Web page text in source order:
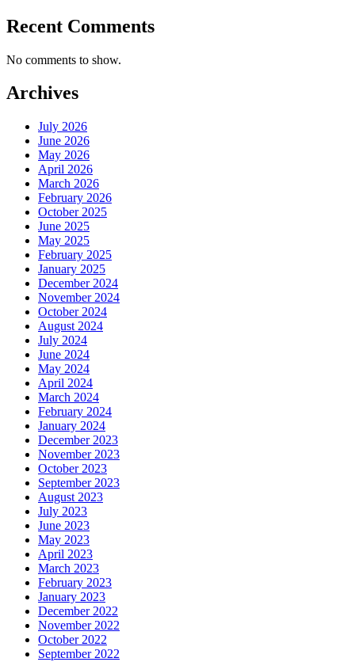
Recent Comments
No comments to show.
Archives
July 2026
June 2026
May 2026
April 2026
March 2026
February 2026
October 2025
June 2025
May 2025
February 2025
January 2025
December 2024
November 2024
October 2024
August 2024
July 2024
June 2024
May 2024
April 2024
March 2024
February 2024
January 2024
December 2023
November 2023
October 2023
September 2023
August 2023
July 2023
June 2023
May 2023
April 2023
March 2023
February 2023
January 2023
December 2022
November 2022
October 2022
September 2022